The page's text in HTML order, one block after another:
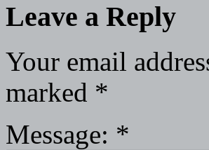
Leave a Reply
Your email
marked *
Message: *